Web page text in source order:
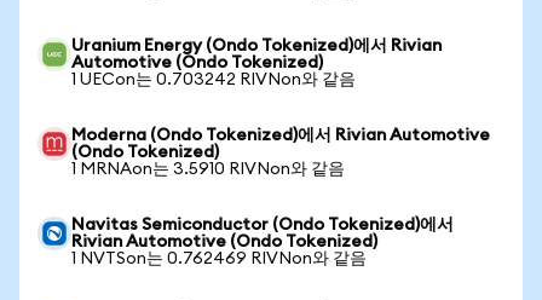
Uranium Energy (Ondo Tokenized)에서 Rivian
Automotive (Ondo Tokenized)
1 UECon는 0.703242 RIVNon와 같음
Moderna (Ondo Tokenized)에서 Rivian Automotive
(Ondo Tokenized)
1 MRNAon는 3.5910 RIVNon와 같음
Navitas Semiconductor (Ondo Tokenized)에서
Rivian Automotive (Ondo Tokenized)
1 NVTSon는 0.762469 RIVNon와 같음